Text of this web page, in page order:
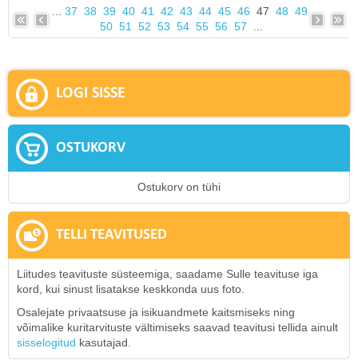
37 38 39 40 41 42 43 44 45 46 47 48 49
50 51 52 53 54 55 56 57
LOGI SISSE
OSTUKORV
Ostukorv on tühi
TELLI TEAVITUSED
Liitudes teavituste süsteemiga, saadame Sulle teavituse iga
kord, kui sinust lisatakse keskkonda uus foto.
Osalejate privaatsuse ja isikuandmete kaitsmiseks ning
võimalike kuritarvituste vältimiseks saavad teavitusi tellida ainult
sisselogitud kasutajad.